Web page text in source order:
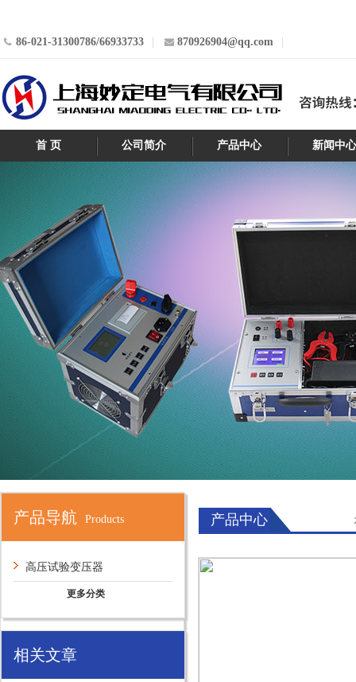
86-021-31300786/66933733 870926904@qq.com
首 页 公司简介 产品中心 新闻中
产品导航 Products
高压试验变压器
更多分类
相关文章
产品中心